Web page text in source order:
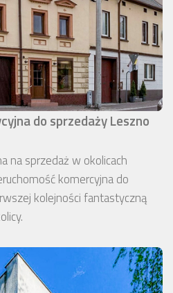
do sprzedaży Leszno
na sprzedaż w okolicach
komercyjna do
kolejności fantastyczną